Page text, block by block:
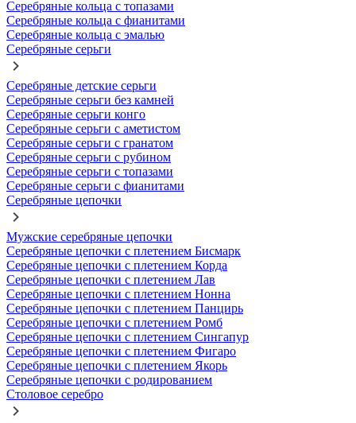
Серебряные кольца с топазами
Серебряные кольца с фианитами
Серебряные кольца с эмалью
Серебряные серьги
Серебряные детские серьги
Серебряные серьги без камней
Серебряные серьги конго
Серебряные серьги с аметистом
Серебряные серьги с гранатом
Серебряные серьги с рубином
Серебряные серьги с топазами
Серебряные серьги с фианитами
Серебряные цепочки
Мужские серебряные цепочки
Серебряные цепочки с плетением Бисмарк
Серебряные цепочки с плетением Корда
Серебряные цепочки с плетением Лав
Серебряные цепочки с плетением Нонна
Серебряные цепочки с плетением Панцирь
Серебряные цепочки с плетением Ромб
Серебряные цепочки с плетением Сингапур
Серебряные цепочки с плетением Фигаро
Серебряные цепочки с плетением Якорь
Серебряные цепочки с родированием
Столовое серебро